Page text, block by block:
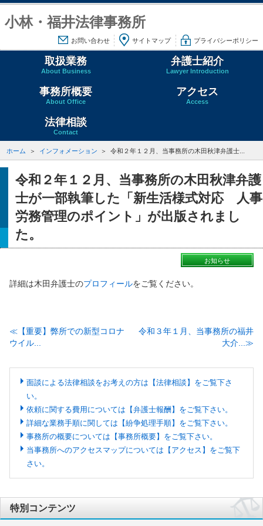
小林・福井法律事務所
お問い合わせ サイトマップ プライバシーポリシー
取扱業務
About Business
弁護士紹介
Lawyer Introduction
事務所概要
About Office
アクセス
Access
法律相談
Contact
ホーム インフォメーション 令和２年１２月、当事務所の木田秋津弁護士...
令和２年１２月、当事務所の木田秋津弁護
士が一部執筆した「新生活様式対応 人事
労務管理のポイント」が出版されまし
た。
お知らせ
詳細は木田弁護士のプロフィールをご覧ください。
【重要】弊所での新型コロナ
ウイル...
令和３年１月、当事務所の福井
大介...
面談による法律相談をお考えの方は【法律相談】をご覧下さ
い。
依頼に関する費用については【弁護士報酬】をご覧下さい。
詳細な業務手順に関しては【紛争処理手順】をご覧下さい。
事務所の概要については【事務所概要】をご覧下さい。
当事務所へのアクセスマップについては【アクセス】をご覧下
さい。
特別コンテンツ